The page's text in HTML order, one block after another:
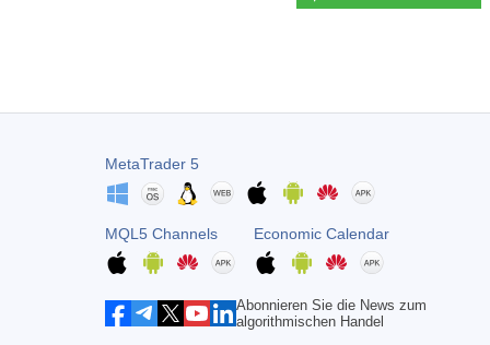
MetaTrader 5
MQL5 Channels Economic Calendar
Abonnieren Sie die News zum
algorithmischen Handel